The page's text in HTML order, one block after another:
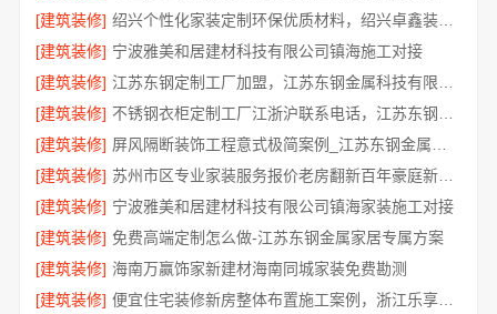
[建筑装修]
绍兴个性化家装定制环保优质材料，绍兴卓鑫装饰材料有限公司
[建筑装修] 宁波雅美和居建材科技有限公司镇海施工对接
[建筑装修]
[建筑装修]
[建筑装修]
[建筑装修]
苏州市区专业家装服务报价老房翻新百年豪庭新材料
[建筑装修] 宁波雅美和居建材科技有限公司镇海家装施工对接
[建筑装修] 免费高端定制怎么做-江苏东钢金属家居专属方案
[建筑装修] 海南万赢饰家新建材海南同城家装免费勘测
[建筑装修]
便宜住宅装修新房整体布置施工案例，浙江乐享新材料有限公司